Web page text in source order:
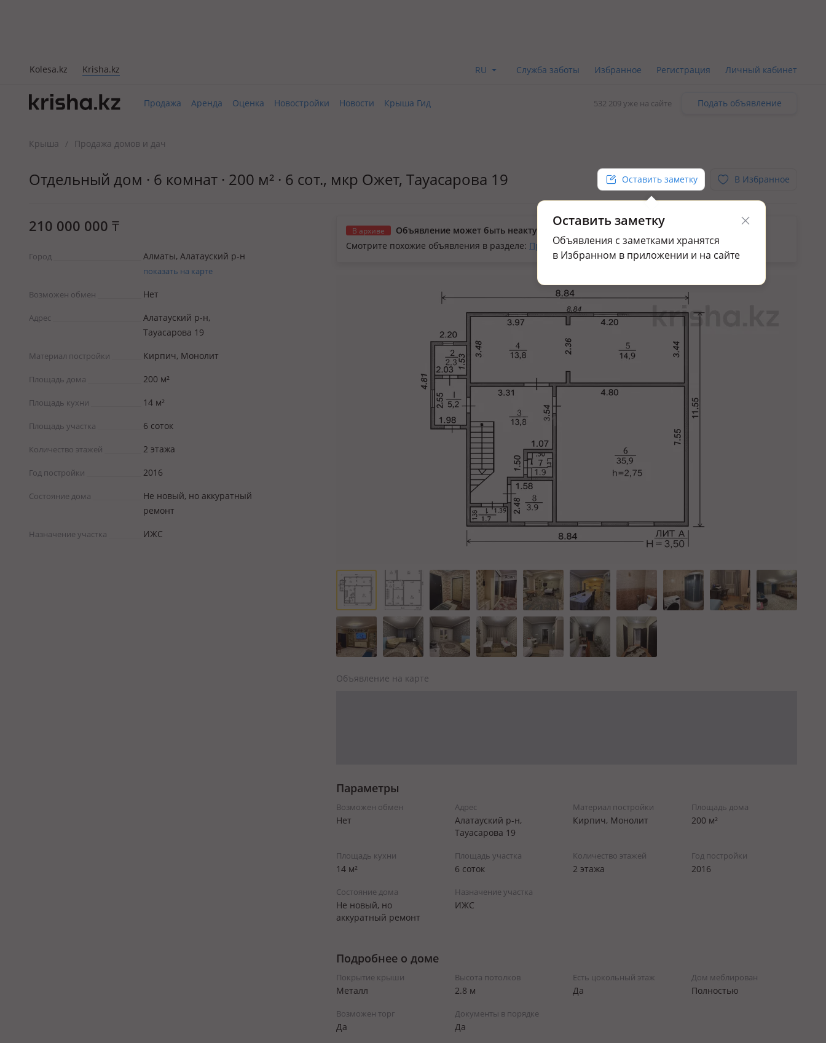
Kolesa.kz Krisha.kz RU Служба заботы Избранное Регистрация Личный кабинет
Продажа Аренда Оценка Новостройки Новости Крыша Гид 532 209 уже на сайте Подать объявление
Крыша / Продажа домов и дач
Отдельный дом · 6 комнат · 200 м² · 6 сот., мкр Ожет, Тауасарова 19 Оставить заметку
Оставить заметку
Объявления с заметками хранятся
в Избранном в приложении и на сайте
В Избранное
210 000 000 ₸
Город Алматы, Алатауский р-н
показать на карте
Возможен обмен Нет
Адрес
Алатауский р-н,
Тауасарова 19
Материал постройки Кирпич, Монолит
Площадь дома 200 м²
Площадь кухни 14 м²
Площадь участка 6 соток
Количество этажей 2 этажа
Год постройки 2016
Состояние дома
Не новый, но аккуратный
ремонт
Назначение участка ИЖС
В архиве
Объявление может быть неактуальным.
Смотрите похожие объявления в разделе: Продажа домов и дач в мкр Ожет
Объявление на карте
Параметры
Возможен обмен
Нет
Адрес
Алатауский р-н,
Тауасарова 19
Материал постройки
Кирпич, Монолит
Площадь дома
200 м²
Площадь кухни
14 м²
Площадь участка
6 соток
Количество этажей
2 этажа
Год постройки
2016
Состояние дома
Не новый, но
аккуратный ремонт
Назначение участка
ИЖС
Подробнее о доме
Покрытие крыши
Металл
Высота потолков
2.8 м
Есть цокольный этаж
Да
Дом меблирован
Полностью
Возможен торг
Да
Документы в порядке
Да